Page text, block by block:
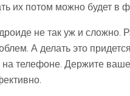
их потом можно будет в
не так уж и сложно.
А делать это
телефоне. Держите ваше